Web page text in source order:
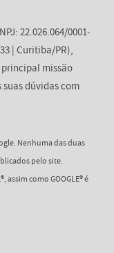
22.026.064/0001-
| Curitiba/PR),
missão
dúvidas com
Nenhuma das duas
pelo site.
assim como GOOGLE® é